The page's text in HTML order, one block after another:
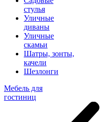
стулья
Уличные
диваны
Уличные
скамьи
Шатры, зонты,
качели
Шезлонги
Мебель для
гостиниц